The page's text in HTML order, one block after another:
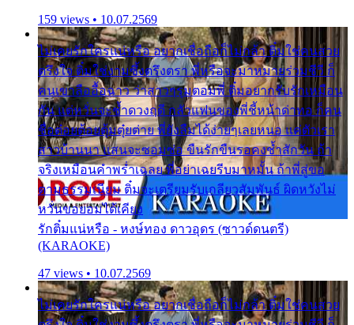
159 views • 10.07.2569
ไม่เคยรักใครแน่หรือ อยากเชื่อถือก็ไม่กล้า ติ๋มใช่คนสวย
ตรึงใจ ติ๋มใช่งามซึ้งตรึงตรา พี่หรือจะมาหมายร่วมชีวี ก็
คนเขาลืออื้อฉาว ว่าสาวๆรุมตอมพี่ ติ๋มอยากรับรักเหมือน
กัน แต่หวั่นจะช้ำดวงฤดี กลัวแฟนของพี่ชี้หน้าด่าทอ ก็คน
ชื่อต๋อยต้อยตุ้มตุ๋ยต่าย พี่ยังลืมได้ง่ายๆเลยหนอ แค่ตัวเรา
สาวบ้านนา แสนจะซอมซ่อ ขืนรักขืนรอคงช้ำสักวัน ถ้า
จริงเหมือนคำพร่ำเฉลย พี่อย่าเฉยรีบมาหมั้น ถ้าพี่สู่ขอ
ตามธรรมเนียม ติ๋มจะเตรียมรับเกลียวสัมพันธ์ ผิดหวังไม่
หวั่นขอยอมได้เคียง
รักติ๋มแน่หรือ - หงษ์ทอง ดาวอุดร (ซาวด์ดนตรี)
(KARAOKE)
47 views • 10.07.2569
ไม่เคยรักใครแน่หรือ อยากเชื่อถือก็ไม่กล้า ติ๋มใช่คนสวย